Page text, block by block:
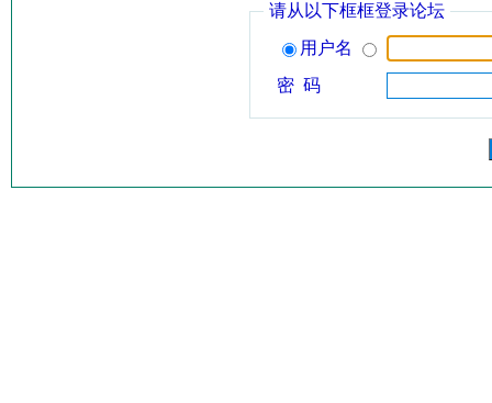
请从以下框框登录论坛
用户名
密 码